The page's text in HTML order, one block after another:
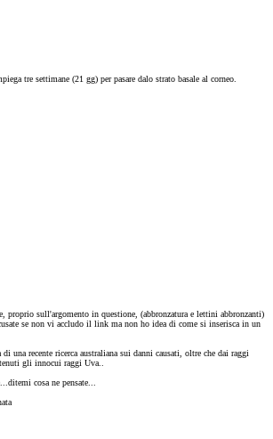
tre settimane (21 gg) per pasare dalo strato basale al corneo.
proprio sull'argomento in questione, (abbronzatura e lettini abbronzanti)
se non vi accludo il link ma non ho idea di come si inserisca in un
una recente ricerca australiana sui danni causati, oltre che dai raggi
gli innocui raggi Uva..
cosa ne pensate...